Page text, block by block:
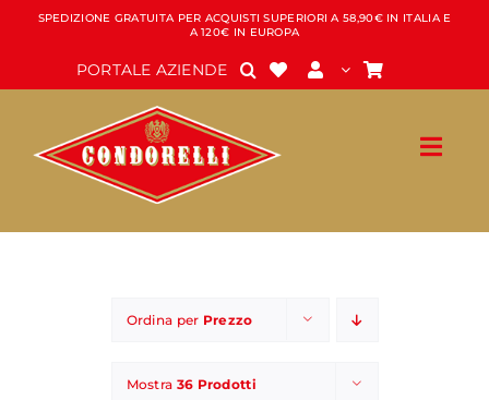
Salta
contenuto
SPEDIZIONE GRATUITA PER ACQUISTI SUPERIORI A 58,90€ IN ITALIA E
A 120€ IN EUROPA
PORTALE AZIENDE
Ordina per Prezzo
Mostra 36 Prodotti